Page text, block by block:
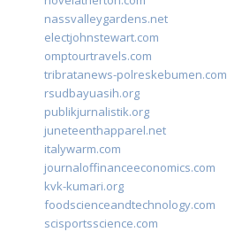
nassvalleygardens.net
electjohnstewart.com
omptourtravels.com
tribratanews-polreskebumen.com
rsudbayuasih.org
publikjurnalistik.org
juneteenthapparel.net
italywarm.com
journaloffinanceeconomics.com
kvk-kumari.org
foodscienceandtechnology.com
scisportsscience.com